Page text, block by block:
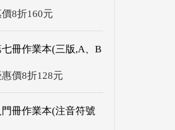
8折160元
冊作業本(三版,A、B
惠價8折128元
冊作業本(注音符號